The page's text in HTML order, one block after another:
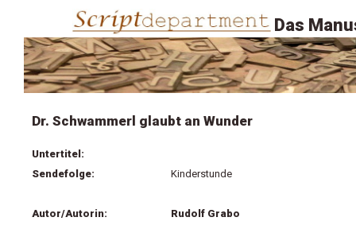
Das
Dr. Schwammerl glaubt an Wunder
Untertitel:
Sendefolge:
Kinderstunde
Autor/Autorin:
Rudolf Grabo